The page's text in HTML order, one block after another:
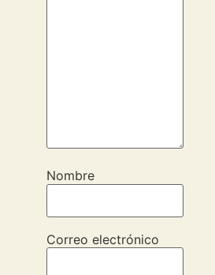
Nombre
Correo electrónico